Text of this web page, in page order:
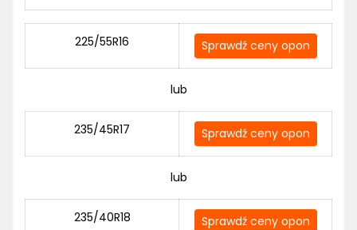
225/55R16 Sprawdź ceny opon
lub
235/45R17 Sprawdź ceny opon
lub
235/40R18 Sprawdź ceny opon